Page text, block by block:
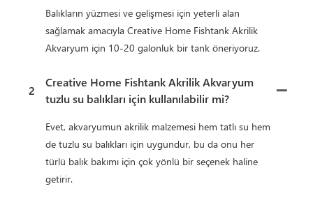
Balıkların yüzmesi ve gelişmesi için yeterli alan
sağlamak amacıyla Creative Home Fishtank Akrilik
Akvaryum için 10-20 galonluk bir tank öneriyoruz.
2
Creative Home Fishtank Akrilik Akvaryum
tuzlu su balıkları için kullanılabilir mi?
Evet, akvaryumun akrilik malzemesi hem tatlı su hem
de tuzlu su balıkları için uygundur, bu da onu her
türlü balık bakımı için çok yönlü bir seçenek haline
getirir.